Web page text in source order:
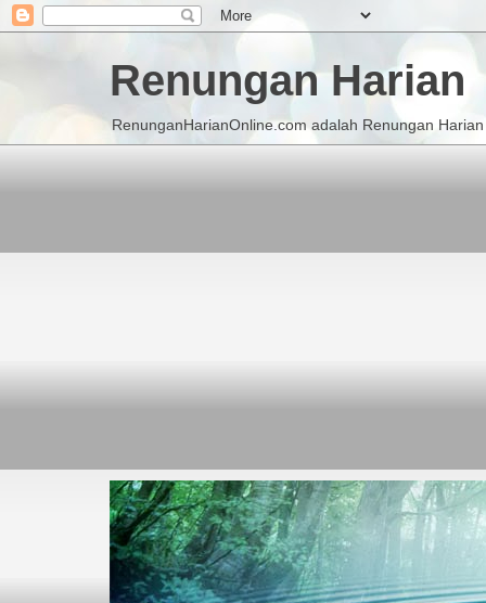
Renungan Harian
RenunganHarianOnline.com adalah Renungan